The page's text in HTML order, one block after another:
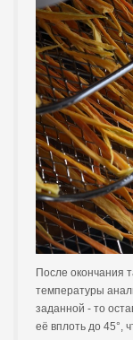
После окончания
температуры
заданной - то
её вплоть до 45°,